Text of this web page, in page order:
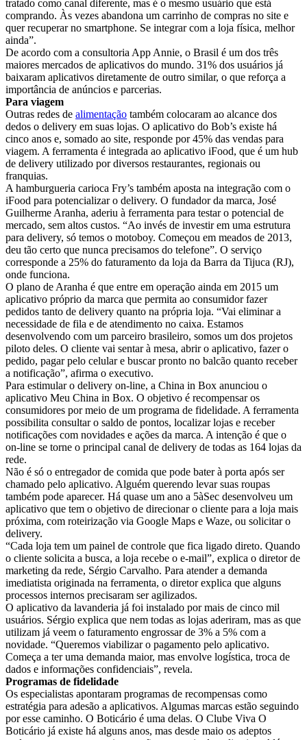
tratado como canal diferente, mas é o mesmo usuário que está
comprando. Às vezes abandona um carrinho de compras no site e
quer recuperar no smartphone. Se integrar com a loja física, melhor
ainda”.
De acordo com a consultoria App Annie, o Brasil é um dos três
maiores mercados de aplicativos do mundo. 31% dos usuários já
baixaram aplicativos diretamente de outro similar, o que reforça a
importância de anúncios e parcerias.
Para viagem
Outras redes de alimentação também colocaram ao alcance dos
dedos o delivery em suas lojas. O aplicativo do Bob’s existe há
cinco anos e, somado ao site, responde por 45% das vendas para
viagem. A ferramenta é integrada ao aplicativo iFood, que é um hub
de delivery utilizado por diversos restaurantes, regionais ou
franquias.
A hamburgueria carioca Fry’s também aposta na integração com o
iFood para potencializar o delivery. O fundador da marca, José
Guilherme Aranha, aderiu à ferramenta para testar o potencial de
mercado, sem altos custos. “Ao invés de investir em uma estrutura
para delivery, só temos o motoboy. Começou em meados de 2013,
deu tão certo que nunca precisamos do telefone”. O serviço
corresponde a 25% do faturamento da loja da Barra da Tijuca (RJ),
onde funciona.
O plano de Aranha é que entre em operação ainda em 2015 um
aplicativo próprio da marca que permita ao consumidor fazer
pedidos tanto de delivery quanto na própria loja. “Vai eliminar a
necessidade de fila e de atendimento no caixa. Estamos
desenvolvendo com um parceiro brasileiro, somos um dos projetos
piloto deles. O cliente vai sentar à mesa, abrir o aplicativo, fazer o
pedido, pagar pelo celular e buscar pronto no balcão quanto receber
a notificação”, afirma o executivo.
Para estimular o delivery on-line, a China in Box anunciou o
aplicativo Meu China in Box. O objetivo é recompensar os
consumidores por meio de um programa de fidelidade. A ferramenta
possibilita consultar o saldo de pontos, localizar lojas e receber
notificações com novidades e ações da marca. A intenção é que o
on-line se torne o principal canal de delivery de todas as 164 lojas da
rede.
Não é só o entregador de comida que pode bater à porta após ser
chamado pelo aplicativo. Alguém querendo levar suas roupas
também pode aparecer. Há quase um ano a 5àSec desenvolveu um
aplicativo que tem o objetivo de direcionar o cliente para a loja mais
próxima, com roteirização via Google Maps e Waze, ou solicitar o
delivery.
“Cada loja tem um painel de controle que fica ligado direto. Quando
o cliente solicita a busca, a loja recebe o e-mail”, explica o diretor de
marketing da rede, Sérgio Carvalho. Para atender a demanda
imediatista originada na ferramenta, o diretor explica que alguns
processos internos precisaram ser agilizados.
O aplicativo da lavanderia já foi instalado por mais de cinco mil
usuários. Sérgio explica que nem todas as lojas aderiram, mas as que
utilizam já veem o faturamento engrossar de 3% a 5% com a
novidade. “Queremos viabilizar o pagamento pelo aplicativo.
Começa a ter uma demanda maior, mas envolve logística, troca de
dados e informações confidenciais”, revela.
Programas de fidelidade
Os especialistas apontaram programas de recompensas como
estratégia para adesão a aplicativos. Algumas marcas estão seguindo
por esse caminho. O Boticário é uma delas. O Clube Viva O
Boticário já existe há alguns anos, mas desde maio os adeptos